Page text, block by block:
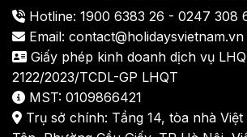
Hotline: 1900 6383 26 - 0247 308
Email: contact@holidaysvietnam.vn
Giấy phép kinh doanh dịch vụ
2122/2023/TCDL-GP LHQT
MST: 0109866421
Trụ sở chính: Tầng 14, tòa nhà